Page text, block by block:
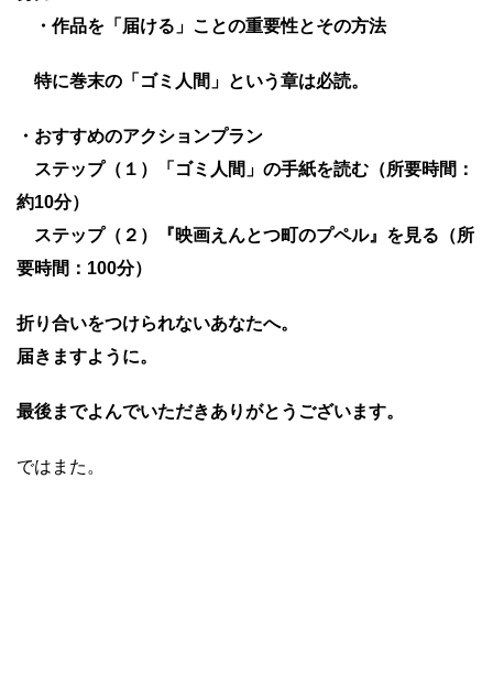
・作品を「届ける」ことの重要性とその方法
特に巻末の「ゴミ人間」という章は必読。
・おすすめのアクションプラン
ステップ（１）「ゴミ人間」の手紙を読む（所要時間：
約10分）
ステップ（２）『映画えんとつ町のプペル』を見る（所
要時間：100分）
折り合いをつけられないあなたへ。
届きますように。
最後までよんでいただきありがとうございます。
ではまた。